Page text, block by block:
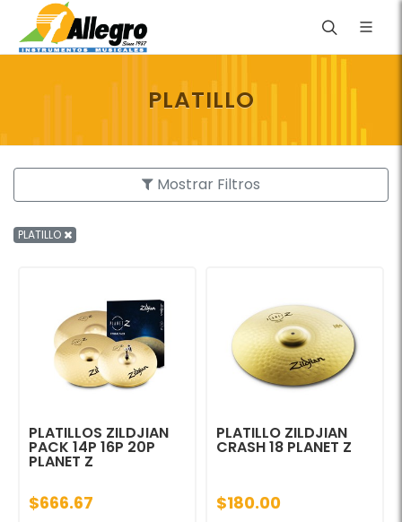
PLATILLO
Mostrar Filtros
PLATILLO
PLATILLOS ZILDJIAN
PACK 14P 16P 20P
PLANET Z
$666.67
PLATILLO ZILDJIAN
CRASH 18 PLANET Z
$180.00